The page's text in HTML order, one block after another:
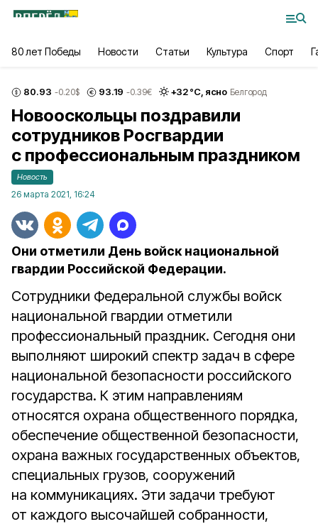
80 лет Победы Новости Статьи Культура Спорт
80.93 -0.20$ 93.19 -0.39€ +32°С, ясно Белгород
Новооскольцы поздравили
сотрудников Росгвардии
с профессиональным праздником
Новость
26 марта 2021, 16:24
Они отметили День войск национальной
гвардии Российской Федерации.
Сотрудники Федеральной службы войск
национальной гвардии отметили
профессиональный праздник. Сегодня они
выполняют широкий спектр задач в сфере
национальной безопасности российского
государства. К этим направлениям
относятся охрана общественного порядка,
обеспечение общественной безопасности,
охрана важных государственных объектов,
специальных грузов, сооружений
на коммуникациях. Эти задачи требуют
от каждого высочайшей собранности,